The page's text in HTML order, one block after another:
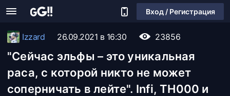
Вход / Регистрация
Izzard 26.09.2021 в 16:30 23856
"Сейчас эльфы – это уникальная
раса, с которой никто не может
соперничать в лейте". Infi, TH000 и